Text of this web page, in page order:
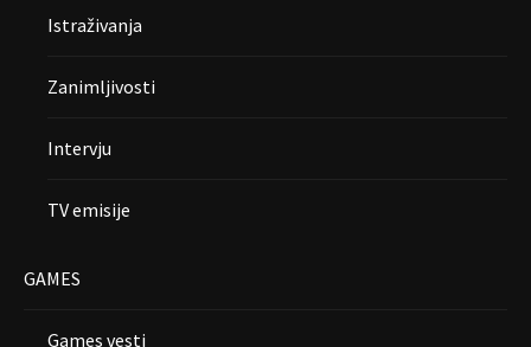
Istraživanja
Zanimljivosti
Intervju
TV emisije
GAMES
Games vesti